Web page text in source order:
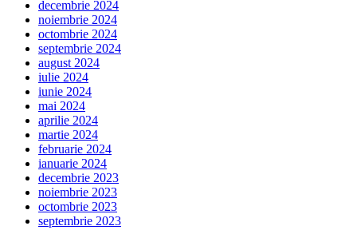
decembrie 2024
noiembrie 2024
octombrie 2024
septembrie 2024
august 2024
iulie 2024
iunie 2024
mai 2024
aprilie 2024
martie 2024
februarie 2024
ianuarie 2024
decembrie 2023
noiembrie 2023
octombrie 2023
septembrie 2023